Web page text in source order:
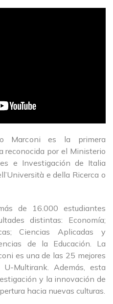
Marconi es la primera
reconocida por el Ministerio
e Investigación de Italia
e della Ricerca o
de 16.000 estudiantes
distintas: Economía;
Ciencias Aplicadas y
de la Educación. La
es una de las 25 mejores
Multirank. Además, esta
y la innovación de
hacia nuevas culturas.